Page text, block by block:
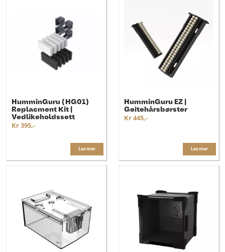
HumminGuru (HG01)
Replacment Kit |
Vedlikeholdssett
Kr 395,-
Les mer
HumminGuru EZ |
Geitehårsbørster
Kr 445,-
Les mer